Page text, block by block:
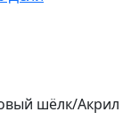
шёлк/Акрил